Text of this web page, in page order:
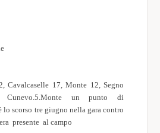
Cavalcaselle 17, Monte 12, Segno
Cunevo.5.Monte un punto di
lo scorso tre giugno nella gara contro
presente al campo